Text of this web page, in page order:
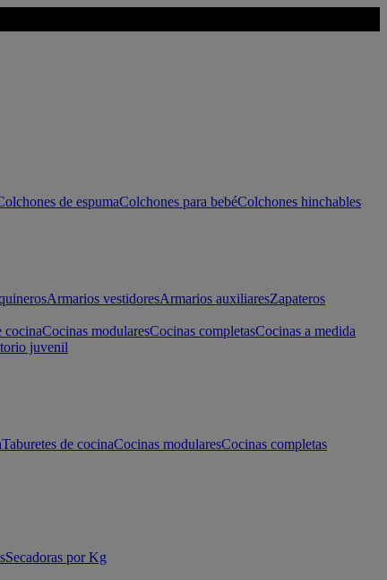
de espumaColchones para bebéColchones hinchables
Armarios vestidoresArmarios auxiliaresZapateros
cocinaCocinas modularesCocinas completasCocinas a medida
juvenil
Taburetes de cocinaCocinas modularesCocinas completas
Secadoras por Kg